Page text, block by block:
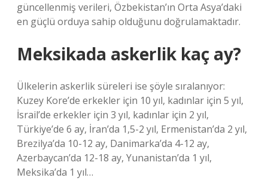
güncellenmiş verileri, Özbekistan’ın Orta Asya’daki
en güçlü orduya sahip olduğunu doğrulamaktadır.
Meksikada askerlik kaç ay?
Ülkelerin askerlik süreleri ise şöyle sıralanıyor:
Kuzey Kore’de erkekler için 10 yıl, kadınlar için 5 yıl,
İsrail’de erkekler için 3 yıl, kadınlar için 2 yıl,
Türkiye’de 6 ay, İran’da 1,5-2 yıl, Ermenistan’da 2 yıl,
Brezilya’da 10-12 ay, Danimarka’da 4-12 ay,
Azerbaycan’da 12-18 ay, Yunanistan’da 1 yıl,
Meksika’da 1 yıl…